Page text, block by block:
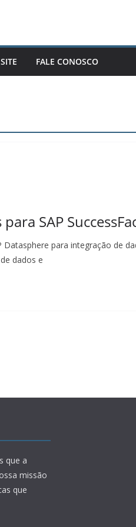
SITE FALE CONOSCO
SAP
para integração de
dados e
que a
missão
que